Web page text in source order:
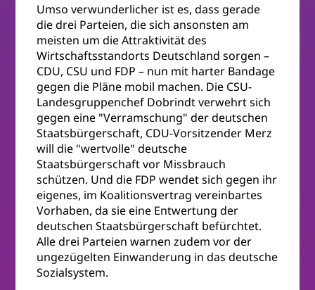
Umso verwunderlicher ist es, dass gerade
die drei Parteien, die sich ansonsten am
meisten um die Attraktivität des
Wirtschaftsstandorts Deutschland sorgen –
CDU, CSU und FDP – nun mit harter Bandage
gegen die Pläne mobil machen. Die CSU-
Landesgruppenchef Dobrindt verwehrt sich
gegen eine "Verramschung" der deutschen
Staatsbürgerschaft, CDU-Vorsitzender Merz
will die "wertvolle" deutsche
Staatsbürgerschaft vor Missbrauch
schützen. Und die FDP wendet sich gegen ihr
eigenes, im Koalitionsvertrag vereinbartes
Vorhaben, da sie eine Entwertung der
deutschen Staatsbürgerschaft befürchtet.
Alle drei Parteien warnen zudem vor der
ungezügelten Einwanderung in das deutsche
Sozialsystem.